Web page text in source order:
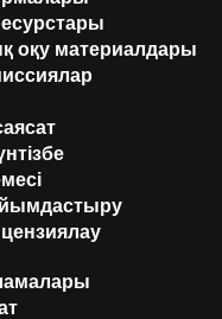
оқу материалдары